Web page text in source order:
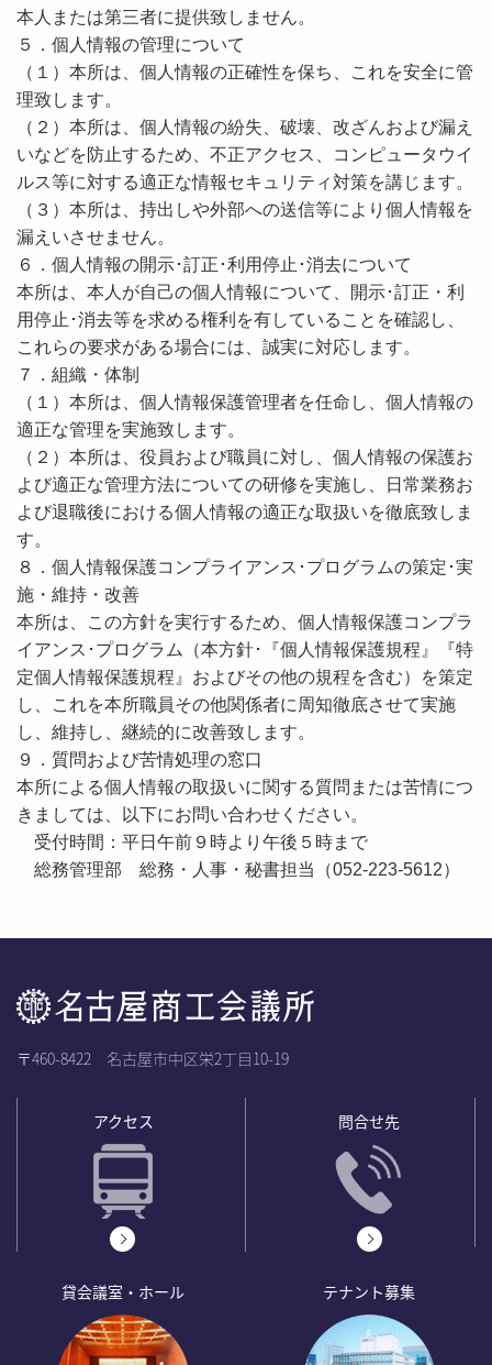
本人または第三者に提供致しません。
５．個人情報の管理について
（１）本所は、個人情報の正確性を保ち、これを安全に管
理致します。
（２）本所は、個人情報の紛失、破壊、改ざんおよび漏え
いなどを防止するため、不正アクセス、コンピュータウイ
ルス等に対する適正な情報セキュリティ対策を講じます。
（３）本所は、持出しや外部への送信等により個人情報を
漏えいさせません。
６．個人情報の開示･訂正･利用停止･消去について
本所は、本人が自己の個人情報について、開示･訂正・利
用停止･消去等を求める権利を有していることを確認し、
これらの要求がある場合には、誠実に対応します。
７．組織・体制
（１）本所は、個人情報保護管理者を任命し、個人情報の
適正な管理を実施致します。
（２）本所は、役員および職員に対し、個人情報の保護お
よび適正な管理方法についての研修を実施し、日常業務お
よび退職後における個人情報の適正な取扱いを徹底致しま
す。
８．個人情報保護コンプライアンス･プログラムの策定･実
施・維持・改善
本所は、この方針を実行するため、個人情報保護コンプラ
イアンス･プログラム（本方針･『個人情報保護規程』『特
定個人情報保護規程』およびその他の規程を含む）を策定
し、これを本所職員その他関係者に周知徹底させて実施
し、維持し、継続的に改善致します。
９．質問および苦情処理の窓口
本所による個人情報の取扱いに関する質問または苦情につ
きましては、以下にお問い合わせください。
受付時間：平日午前９時より午後５時まで
総務管理部 総務・人事・秘書担当（052-223-5612）
〒460-8422 名古屋市中区栄2丁目10-19
アクセス 問合せ先
貸会議室・ホール テナント募集